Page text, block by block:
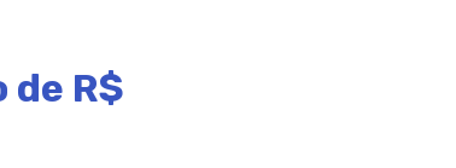
R$